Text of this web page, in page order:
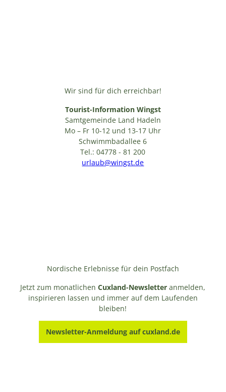
Wir sind für dich erreichbar!
Tourist-Information Wingst
Samtgemeinde Land Hadeln
Mo – Fr 10-12 und 13-17 Uhr
Schwimmbadallee 6
Tel.: 04778 - 81 200
urlaub@wingst.de
Nordische Erlebnisse für dein Postfach
Jetzt zum monatlichenCuxland-Newsletter anmelden,
inspirieren lassen und immer auf dem Laufenden
bleiben!
Newsletter-Anmeldung auf cuxland.de